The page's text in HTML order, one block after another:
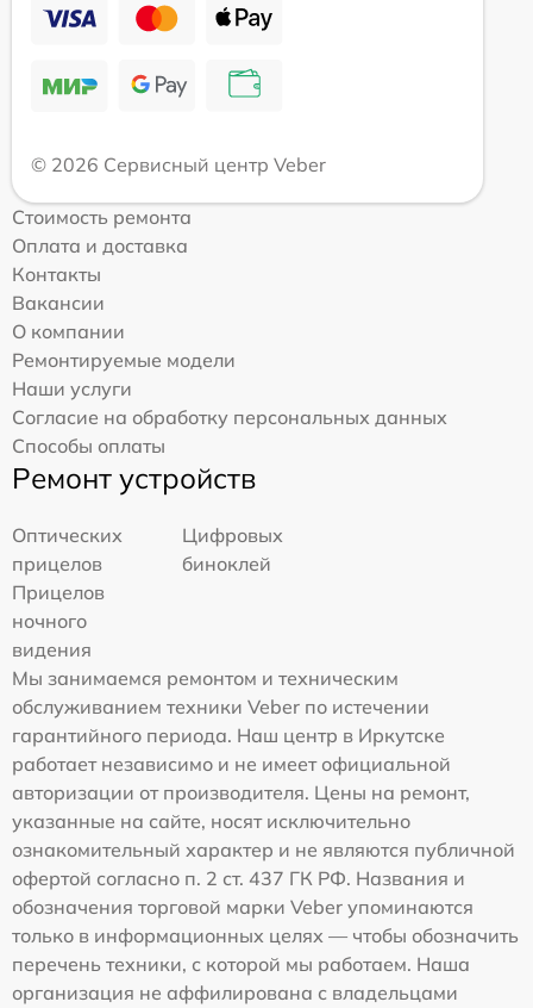
© 2026 Сервисный центр Veber
Стоимость ремонта
Оплата и доставка
Контакты
Вакансии
О компании
Ремонтируемые модели
Наши услуги
Согласие на обработку персональных данных
Способы оплаты
Ремонт устройств
Оптических
прицелов
Цифровых
биноклей
Прицелов
ночного
видения
Мы занимаемся ремонтом и техническим
обслуживанием техники Veber по истечении
гарантийного периода. Наш центр в Иркутске
работает независимо и не имеет официальной
авторизации от производителя. Цены на ремонт,
указанные на сайте, носят исключительно
ознакомительный характер и не являются публичной
офертой согласно п. 2 ст. 437 ГК РФ. Названия и
обозначения торговой марки Veber упоминаются
только в информационных целях — чтобы обозначить
перечень техники, с которой мы работаем. Наша
организация не аффилирована с владельцами